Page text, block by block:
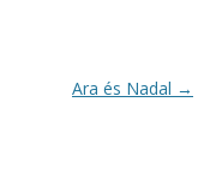
Ara és Nadal →